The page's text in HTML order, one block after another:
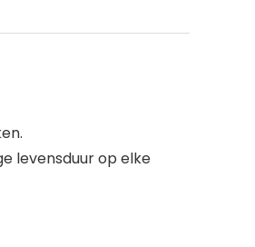
levensduur op elke